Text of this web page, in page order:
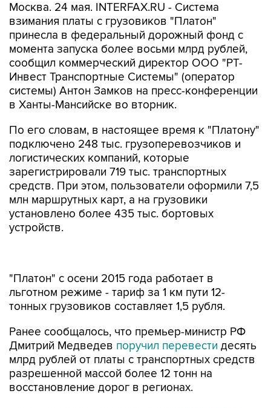
Москва. 24 мая. INTERFAX.RU - Система
взимания платы с грузовиков "Платон"
принесла в федеральный дорожный фонд с
момента запуска более восьми млрд рублей,
сообщил коммерческий директор ООО "РТ-
Инвест Транспортные Системы" (оператор
системы) Антон Замков на пресс-конференции
в Ханты-Мансийске во вторник.
По его словам, в настоящее время к "Платону"
подключено 248 тыс. грузоперевозчиков и
логистических компаний, которые
зарегистрировали 719 тыс. транспортных
средств. При этом, пользователи оформили 7,5
млн маршрутных карт, а на грузовики
установлено более 435 тыс. бортовых
устройств.
тонных грузовиков составляет 1,5 рубля.
Ранее сообщалось, что премьер-министр РФ
млрд рублей от платы с транспортных средств
разрешенной массой более 12 тонн на
восстановление дорог в регионах.
С 15 ноября 2015 года в Россиизаработала